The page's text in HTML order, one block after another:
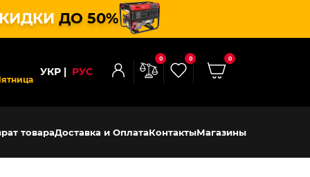
ДО 50%
УКР РУС
0 0 0
товараДоставка и ОплатаКонтактыМагазины